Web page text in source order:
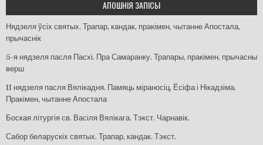
АПОШНІЯ ЗАПІСЫ
Нядзеля ўсіх святых. Трапар, кандак, пракімен, чытанне Апостала,
прычаснік
5-я нядзеля пасля Пасхі. Пра Самаранку. Трапары, пракімен, прычасны
верш
II нядзеля пасля Вялікадня. Памяць міраносіц, Ёсіфа і Нікадзіма.
Пракімен, чытанне Апостала
Боская літургія св. Васіля Вялікага. Тэкст. Чарнавік.
Сабор беларускіх святых. Трапар, кандак. Тэкст.